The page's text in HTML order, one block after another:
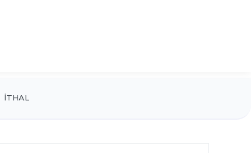
İTHAL